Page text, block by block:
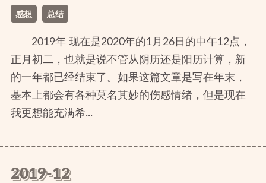
感想 总结
2019年 现在是2020年的1月26日的中午12点，
正月初二，也就是说不管从阴历还是阳历计算，新
的一年都已经结束了。如果这篇文章是写在年末，
基本上都会有各种莫名其妙的伤感情绪，但是现在
我更想能充满希...
2019-12